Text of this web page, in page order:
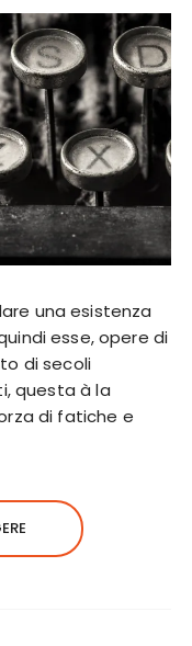
una esistenza
esse, opere di
di secoli
questa à la
di fatiche e